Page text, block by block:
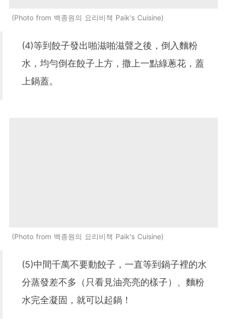
Photo from 백종원의 요리비책 Paik's Cuisine
(4)等到餃子發出啪滋啪滋聲之後，倒入麵粉
水，均勻倒在餃子上方，撒上一點綠蔥花，蓋
上鍋蓋。
Photo from 백종원의 요리비책 Paik's Cuisine
(5)中間千萬不要動餃子，一直等到鍋子裡的水
分蒸發差不多（只看見油亮亮的樣子）、麵粉
水完全凝固，就可以起鍋！